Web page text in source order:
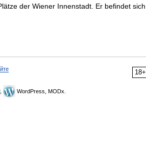
der Wiener Innenstadt. Er befindet sich
18+
WordPress, MODx.